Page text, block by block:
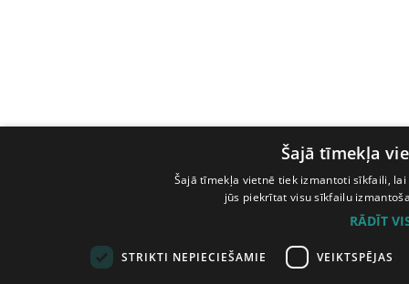
Šajā tīmekļa
Šajā tīmekļa vietnē tiek izmantoti sīkfaili,
jūs piekrītat visu sīkfailu
RĀDĪT
STRIKTI NEPIECIEŠAMIE VEIKTSPĒJAS